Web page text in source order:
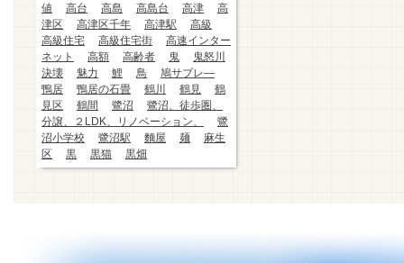
値
高台 高島 高島台 高津
高
津区
高津区千年 高津駅
高級
高級住宅
高級住宅街
高速インター
ネット
高額 高齢者 鬼
鬼怒川
決壊
魅力 鯉 鳥
鳩サブレ―
鴨居
鴨居の石畳 鶴川 鶴見
鶴
見区
鶴間 鷺沼
鷺沼、徒歩圏、
分譲、２LDK、リノベーション、
鷺
沼小学校
鷺沼駅 麵屋 麺
麻生
区
黒 黒猫 黒畑